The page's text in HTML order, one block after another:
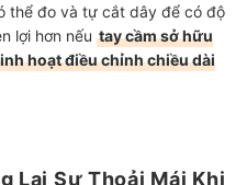
thể đo và tự cắt dây để có độ
lợi hơn nếu tay cầm sở hữu
hoạt điều chỉnh chiều dài
Lại Sự Thoải Mái Khi